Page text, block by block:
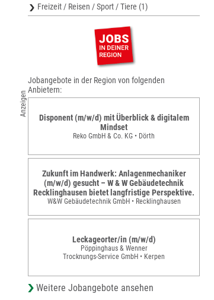
Freizeit / Reisen / Sport / Tiere (1)
Anzeigen
Jobangebote in der Region von folgenden
Anbietern:
Disponent (m/w/d) mit Überblick & digitalem
Mindset
Reko GmbH & Co. KG • Dörth
Zukunft im Handwerk: Anlagenmechaniker
(m/w/d) gesucht – W & W Gebäudetechnik
Recklinghausen bietet langfristige Perspektive.
W&W Gebäudetechnik GmbH • Recklinghausen
Leckageorter/in (m/w/d)
Pöppinghaus & Wenner
Trocknungs-Service GmbH • Kerpen
Weitere Jobangebote ansehen